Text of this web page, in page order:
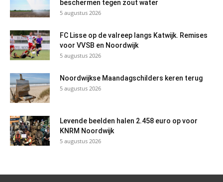
beschermen tegen zout water
5 augustus 2026
FC Lisse op de valreep langs Katwijk. Remises
voor VVSB en Noordwijk
5 augustus 2026
Noordwijkse Maandagschilders keren terug
5 augustus 2026
Levende beelden halen 2.458 euro op voor
KNRM Noordwijk
5 augustus 2026